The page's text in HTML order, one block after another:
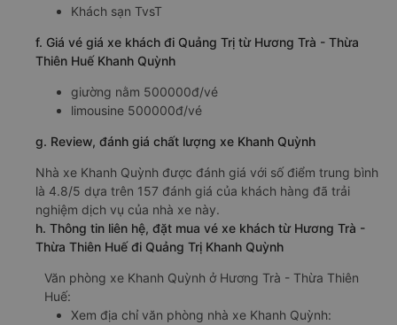
Khách sạn TvsT
f. Giá vé giá xe khách đi Quảng Trị từ Hương Trà - Thừa
Thiên Huế Khanh Quỳnh
giường nằm 500000đ/vé
limousine 500000đ/vé
g. Review, đánh giá chất lượng xe Khanh Quỳnh
Nhà xe Khanh Quỳnh được đánh giá với số điểm trung bình
là 4.8/5 dựa trên 157 đánh giá của khách hàng đã trải
nghiệm dịch vụ của nhà xe này.
h. Thông tin liên hệ, đặt mua vé xe khách từ Hương Trà -
Thừa Thiên Huế đi Quảng Trị Khanh Quỳnh
Văn phòng xe Khanh Quỳnh ở Hương Trà - Thừa Thiên
Huế:
Xem địa chỉ văn phòng nhà xe Khanh Quỳnh: